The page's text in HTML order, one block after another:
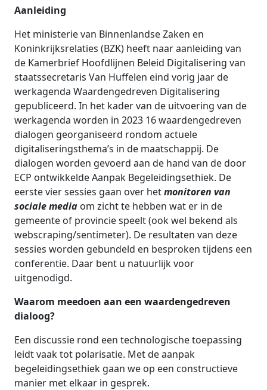
Aanleiding
Het ministerie van Binnenlandse Zaken en
Koninkrijksrelaties (BZK) heeft naar aanleiding van
de Kamerbrief Hoofdlijnen Beleid Digitalisering van
staatssecretaris Van Huffelen eind vorig jaar de
werkagenda Waardengedreven Digitalisering
gepubliceerd. In het kader van de uitvoering van de
werkagenda worden in 2023 16 waardengedreven
dialogen georganiseerd rondom actuele
digitaliseringsthema’s in de maatschappij. De
dialogen worden gevoerd aan de hand van de door
ECP ontwikkelde Aanpak Begeleidingsethiek. De
eerste vier sessies gaan over hetmonitoren van
sociale media om zicht te hebben wat er in de
gemeente of provincie speelt (ook wel bekend als
webscraping/sentimeter). De resultaten van deze
sessies worden gebundeld en besproken tijdens een
conferentie. Daar bent u natuurlijk voor
uitgenodigd.
Waarom meedoen aan een waardengedreven
dialoog?
Een discussie rond een technologische toepassing
leidt vaak tot polarisatie. Met de aanpak
begeleidingsethiek gaan we op een constructieve
manier met elkaar in gesprek.